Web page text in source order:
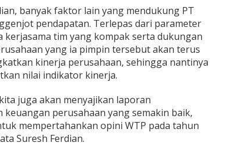
banyak faktor lain yang mendukung PT
pendapatan. Terlepas dari parameter
kerjasama tim yang kompak serta dukungan
yang ia pimpin tersebut akan terus
kinerja perusahaan, sehingga nantinya
nilai indikator kinerja.
juga akan menyajikan laporan
perusahaan yang semakin baik,
mempertahankan opini WTP pada tahun
Suresh Ferdian.